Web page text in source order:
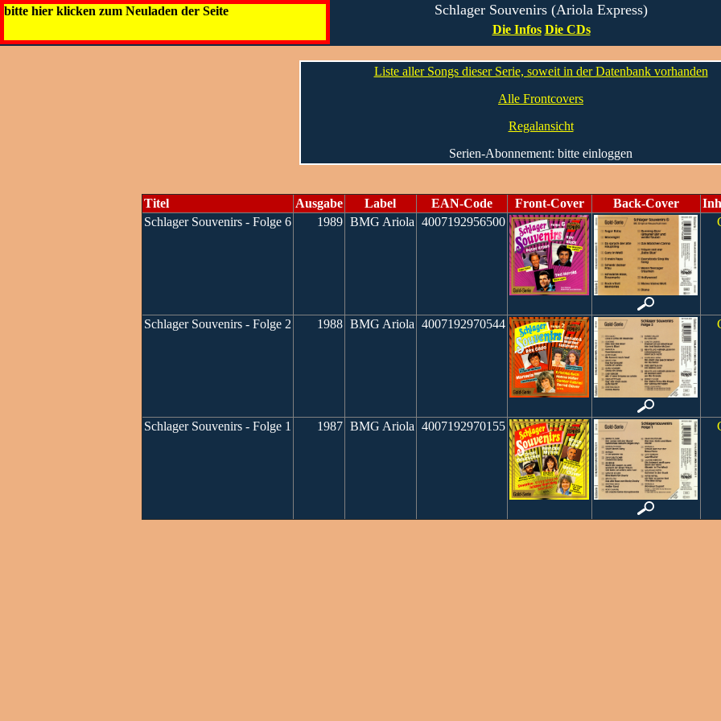
bitte hier klicken zum Neuladen der Seite Schlager Souvenirs (Ariola Express)
Die Infos Die CDs
Liste aller Songs dieser Serie, soweit in der Datenbank vorhanden
Alle Frontcovers
Regalansicht
Serien-Abonnement: bitte einloggen
Titel Ausgabe Label EAN-Code Front-Cover Back-Cover
Schlager Souvenirs - Folge 6
1989 BMG Ariola 4007192956500
Schlager Souvenirs - Folge 2 1988 BMG Ariola 4007192970544
Schlager Souvenirs - Folge 1 1987 BMG Ariola 4007192970155